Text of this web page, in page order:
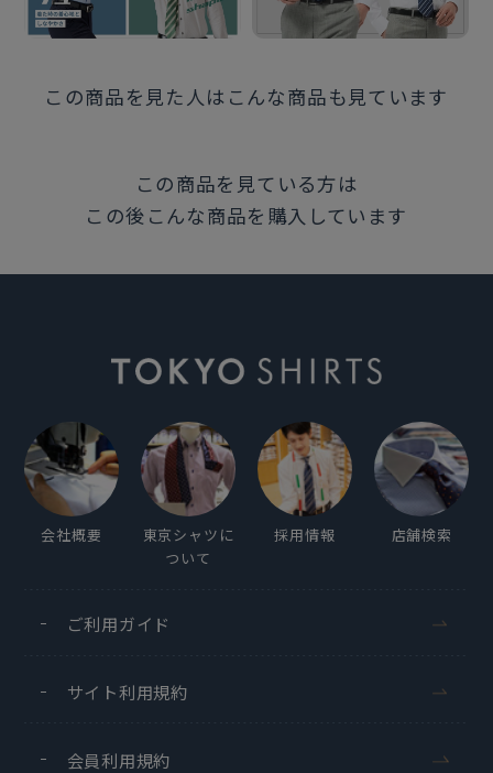
この商品を見た人はこんな商品も見ています
この商品を見ている方は
この後こんな商品を購入しています
会社概要
東京シャツに
ついて
採用情報 店舗検索
ご利用ガイド
サイト利用規約
会員利用規約